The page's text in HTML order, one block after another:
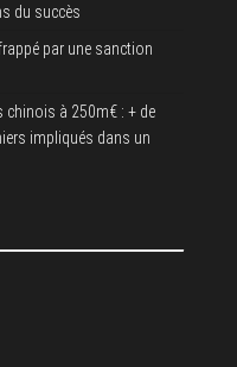
du succès
par une sanction
chinois à 250m€ : + de
impliqués dans un